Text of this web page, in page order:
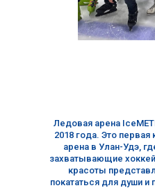
Ледовая арена
2018 года. Это первая
арена в Улан-Удэ,
захватывающие
красоты
покататься для души